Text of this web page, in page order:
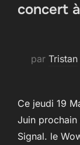
concert
par Tristan
Ce jeudi 19
Juin prochain
Signal. le